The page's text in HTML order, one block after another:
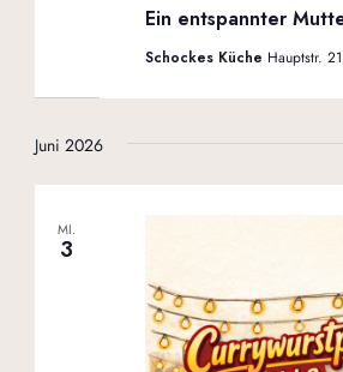
Ein entspannter
Schockes Küche Hauptstr.
Juni 2026
MI.
3